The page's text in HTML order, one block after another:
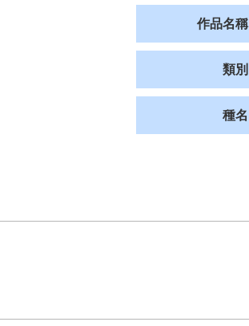
作品名稱
類別
種名